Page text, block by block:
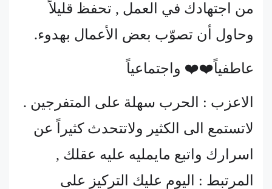
من اجتهادك في العمل , تحفظ قليلاً
وحاول أن تصوّب بعض الأعمال بهدوء.
عاطفياً❤️❤️ واجتماعياً
الاعزب : الحرب سهلة على المتفرجين .
لاتستمع الى الكثير ولاتتحدث كثيراً عن
اسرارك واتبع مايمليه عليه عقلك ,
المرتبط : اليوم عليك التركيز على